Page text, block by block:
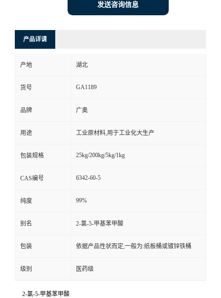
发送咨询信息
产品详请
产地 湖北
货号 GA1189
品牌 广奥
用途 工业原材料,用于工业化大生产
包装规格 25kg/200kg/5kg/1kg
CAS编号 6342-60-5
纯度 99%
别名 2-氯-5-甲基苯甲酸
包装 依据产品性状而定,一般为:纸板桶或镀锌铁桶
级别 医药级
2-氯-5-甲基苯甲酸